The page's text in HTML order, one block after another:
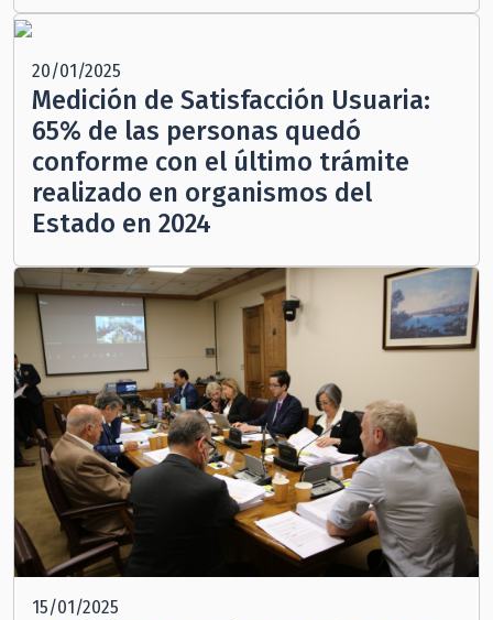
20/01/2025
Medición de Satisfacción Usuaria:
65% de las personas quedó
conforme con el último trámite
realizado en organismos del
Estado en 2024
15/01/2025